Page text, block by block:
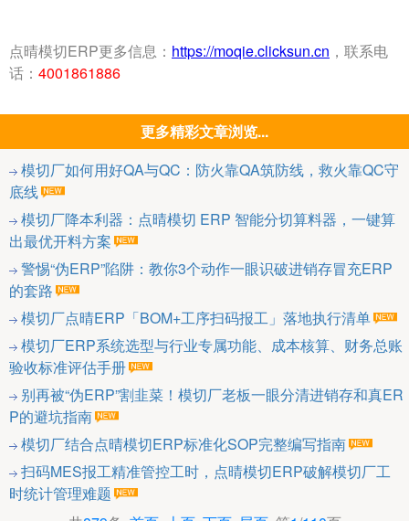
点晴模切ERP更多信息： https://moqie.clicksun.cn ，联系电
话： 4001861886
更多精彩文章浏览...
模切厂如何用好QA与QC：防火靠QA筑防线，救火靠QC守
底线
模切厂降本利器：点晴模切 ERP 智能分切算料器，一键算
出最优开料方案
警惕“伪ERP”陷阱：教你3个动作一眼识破进销存冒充ERP
的套路
模切厂点晴ERP「BOM+工序扫码报工」落地执行清单
模切厂ERP系统选型与行业专属功能、成本核算、财务总账
验收标准评估手册
别再被“伪ERP”割韭菜！模切厂老板一眼分清进销存和真ER
P的避坑指南
模切厂结合点晴模切ERP标准化SOP完整编写指南
扫码MES报工精准管控工时，点晴模切ERP破解模切厂工
时统计管理难题